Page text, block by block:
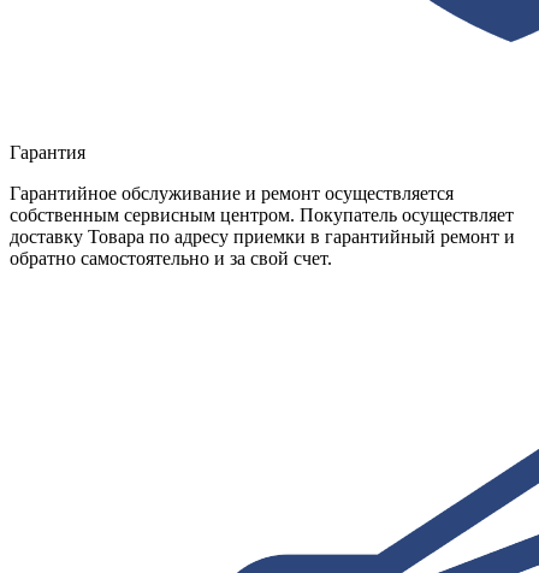
Гарантия
Гарантийное обслуживание и ремонт осуществляется
собственным сервисным центром. Покупатель осуществляет
доставку Товара по адресу приемки в гарантийный ремонт и
обратно самостоятельно и за свой счет.